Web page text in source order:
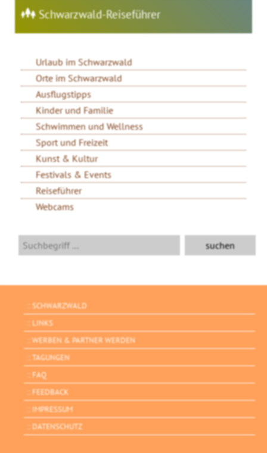
Schwarzwald-Reiseführer
Urlaub im Schwarzwald
Orte im Schwarzwald
Ausflugstipps
Kinder und Familie
Schwimmen und Wellness
Sport und Freizeit
Kunst & Kultur
Festivals & Events
Reiseführer
Webcams
SCHWARZWALD
LINKS
WERBEN & PARTNER WERDEN
TAGUNGEN
FAQ
FEEDBACK
IMPRESSUM
DATENSCHUTZ